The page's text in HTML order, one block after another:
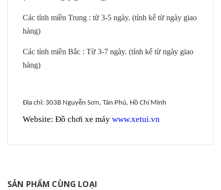
Các tỉnh miền Trung : từ 3-5 ngày. (tính kể từ ngày giao
hàng)
Các tỉnh miền Bắc : Từ 3-7 ngày. (tính kể từ ngày giao
hàng)
Địa chỉ: 303B Nguyễn Sơn, Tân Phú, Hồ Chí Minh
Website: Đồ chơi xe máy www.xetui.vn
SẢN PHẨM CÙNG LOẠI